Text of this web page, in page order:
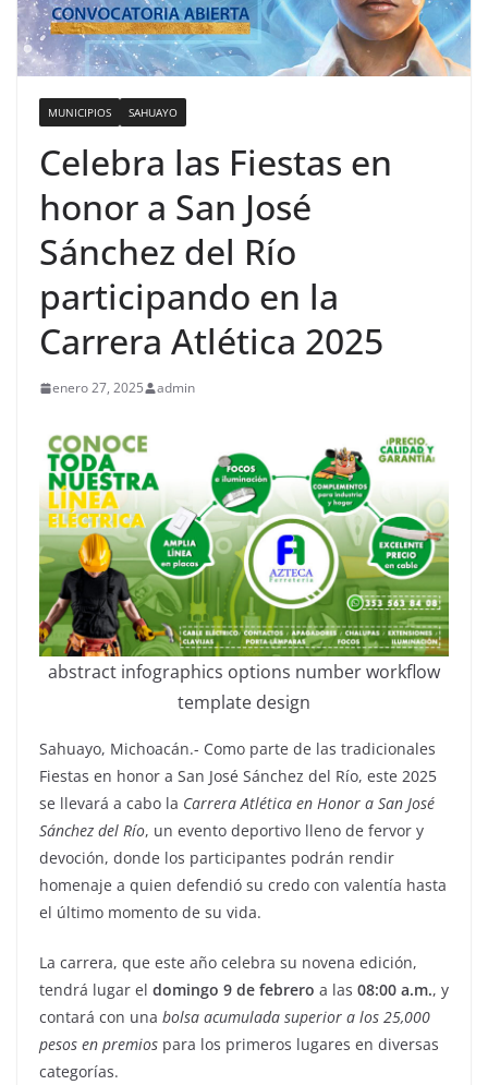
MUNICIPIOS SAHUAYO
Celebra las Fiestas en
honor a San José
Sánchez del Río
participando en la
Carrera Atlética 2025
enero 27, 2025 admin
abstract infographics options number workflow
template design
Sahuayo, Michoacán.- Como parte de las tradicionales
Fiestas en honor a San José Sánchez del Río, este 2025
se llevará a cabo la Carrera Atlética en Honor a San José
Sánchez del Río, un evento deportivo lleno de fervor y
devoción, donde los participantes podrán rendir
homenaje a quien defendió su credo con valentía hasta
el último momento de su vida.
La carrera, que este año celebra su novena edición,
tendrá lugar el domingo 9 de febrero a las 08:00 a.m., y
contará con una bolsa acumulada superior a los 25,000
pesos en premios para los primeros lugares en diversas
categorías.